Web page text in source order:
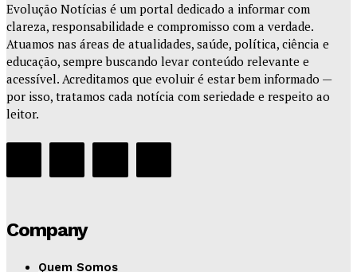
Evolução Notícias é um portal dedicado a informar com
clareza, responsabilidade e compromisso com a verdade.
Atuamos nas áreas de atualidades, saúde, política, ciência e
educação, sempre buscando levar conteúdo relevante e
acessível. Acreditamos que evoluir é estar bem informado —
por isso, tratamos cada notícia com seriedade e respeito ao
leitor.
Company
Quem Somos